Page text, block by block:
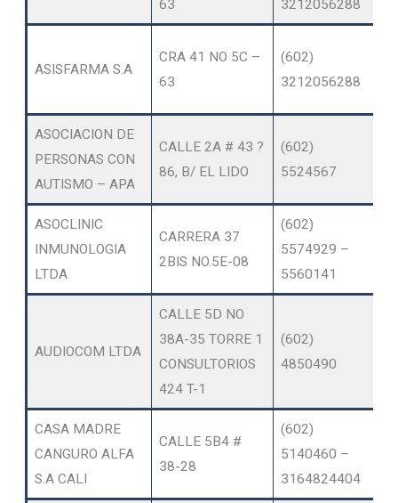
63
3212056288
ASISFARMA S.A
CRA 41 NO 5C –
63
(602)
3212056288
ASOCIACION DE
PERSONAS CON
AUTISMO – APA
CALLE 2A # 43 ?
86, B/ EL LIDO
(602)
5524567
ASOCLINIC
INMUNOLOGIA
LTDA
CARRERA 37
2BIS NO.5E-08
(602)
5574929 –
5560141
AUDIOCOM LTDA
CALLE 5D NO
38A-35 TORRE 1
CONSULTORIOS
424 T-1
(602)
4850490
CASA MADRE
CANGURO ALFA
S.A CALI
CALLE 5B4 #
38-28
(602)
5140460 –
3164824404